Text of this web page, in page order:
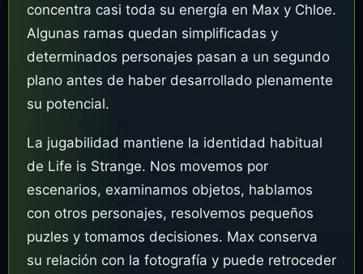
concentra casi toda su energía en Max y Chloe.
Algunas ramas quedan simplificadas y
determinados personajes pasan a un segundo
plano antes de haber desarrollado plenamente
su potencial.
La jugabilidad mantiene la identidad habitual
de Life is Strange. Nos movemos por
escenarios, examinamos objetos, hablamos
con otros personajes, resolvemos pequeños
puzles y tomamos decisiones. Max conserva
su relación con la fotografía y puede retroceder